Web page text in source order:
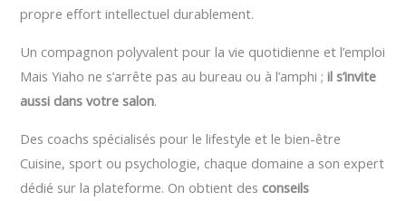
propre effort intellectuel durablement.
Un compagnon polyvalent pour la vie quotidienne et l’emploi
Mais Yiaho ne s’arrête pas au bureau ou à l’amphi ;il s’invite
aussi dans votre salon.
Des coachs spécialisés pour le lifestyle et le bien-être
Cuisine, sport ou psychologie, chaque domaine a son expert
dédié sur la plateforme. On obtient des conseils